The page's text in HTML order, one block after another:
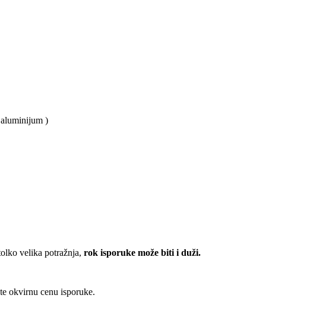
)
velika potražnja, rok isporuke može biti i duži.
okvirnu cenu isporuke.